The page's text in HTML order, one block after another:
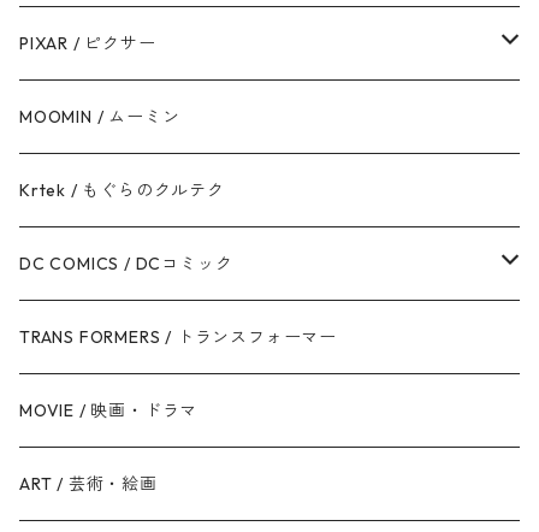
ハン・ソロ
ドロイド
ボバ・フェット / マンダロリアン
ジェダイ・オーダー
銀河帝国 / ダークサイド
反乱同盟軍 / ライトサイド
スターウォーズ・シリーズ
アベンジャーズ
スパイダーマン
アイアンマン
キャプテン・アメリカ
マイティ・ソー
ハルク
ブラック・ウィドウ
ディズニーフレンズ
ディズニープリンセス
ディズニーヴィランズ
シンデレラ
美女と野獣
眠れる森の美女
リトル・マーメイド
PIXAR / ピクサー
トイ・ストーリー
モンスターズ・インク / ユニバーシティ
カーズ
ファインディング・ニモ / ドリー
Mr.インクレディブル
アーロと少年
MOOMIN / ムーミン
Krtek / もぐらのクルテク
DC COMICS / DCコミック
ジャスティス・リーグ
バットマン
スーパーマン
TRANS FORMERS / トランスフォーマー
MOVIE / 映画・ドラマ
ART / 芸術・絵画